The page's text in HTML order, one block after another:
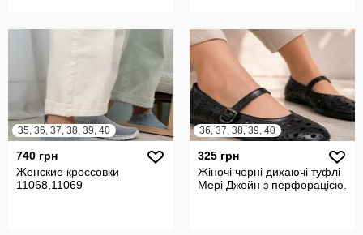
35, 36, 37, 38, 39, 40
740 грн
Женские кроссовки
11068,11069
36, 37, 38, 39, 40
325 грн
Жіночі чорні дихаючі туфлі
Мері Джейн з перфорацією.